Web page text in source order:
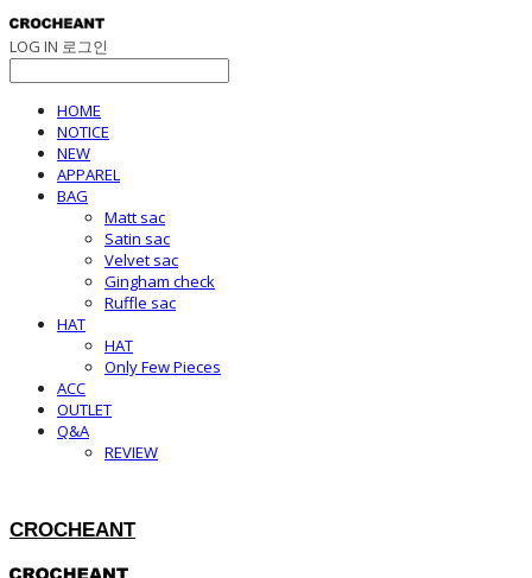
LOG IN 로그인
HOME
NOTICE
NEW
APPAREL
BAG
Matt sac
Satin sac
Velvet sac
Gingham check
Ruffle sac
HAT
HAT
Only Few Pieces
ACC
OUTLET
Q&A
REVIEW
CROCHEANT